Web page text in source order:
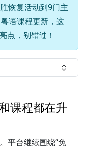
恢复活动到9门主
语课程更新，这
点，别错过！
课程都在升
平台继续围绕“免